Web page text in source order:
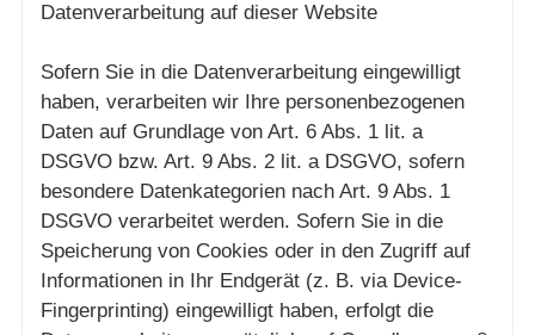
Datenverarbeitung auf dieser Website
Sofern Sie in die Datenverarbeitung eingewilligt
haben, verarbeiten wir Ihre personenbezogenen
Daten auf Grundlage von Art. 6 Abs. 1 lit. a
DSGVO bzw. Art. 9 Abs. 2 lit. a DSGVO, sofern
besondere Datenkategorien nach Art. 9 Abs. 1
DSGVO verarbeitet werden. Sofern Sie in die
Speicherung von Cookies oder in den Zugriff auf
Informationen in Ihr Endgerät (z. B. via Device-
Fingerprinting) eingewilligt haben, erfolgt die